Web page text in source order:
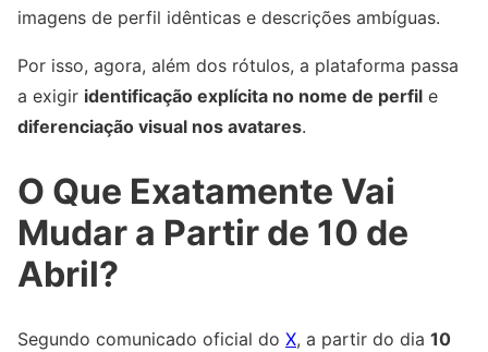
imagens de perfil idênticas e descrições ambíguas.
Por isso, agora, além dos rótulos, a plataforma passa
a exigir identificação explícita no nome de perfil e
diferenciação visual nos avatares.
O Que Exatamente Vai
Mudar a Partir de 10 de
Abril?
Segundo comunicado oficial do X, a partir do dia 10